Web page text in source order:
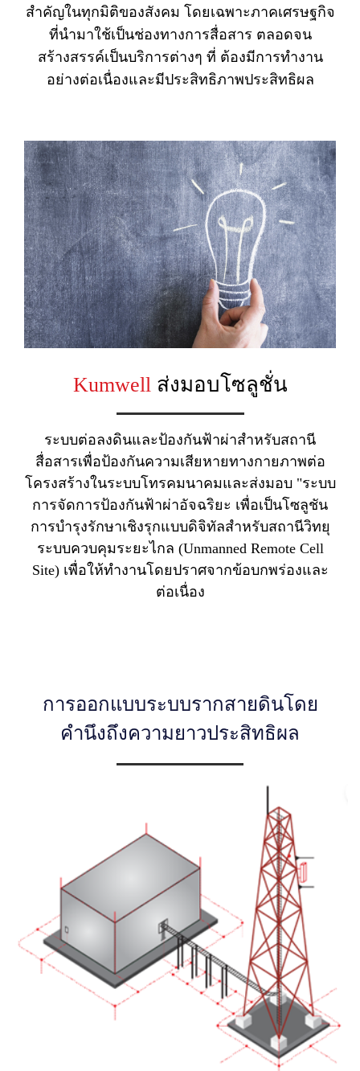
สำคัญในทุกมิติของสังคม โดยเฉพาะภาคเศรษฐกิจ
ที่นำมาใช้เป็นช่องทางการสื่อสาร ตลอดจน
สร้างสรรค์เป็นบริการต่างๆ ที่ ต้องมีการทำงาน
อย่างต่อเนื่องและมีประสิทธิภาพประสิทธิผล
Kumwellส่งมอบโซลูชั่น
ระบบต่อลงดินและป้องกันฟ้าผ่าสำหรับสถานี
สื่อสารเพื่อป้องกันความเสียหายทางกายภาพต่อ
โครงสร้างในระบบโทรคมนาคมและส่งมอบ "ระบบ
การจัดการป้องกันฟ้าผ่าอัจฉริยะ เพื่อเป็นโซลูชัน
การบำรุงรักษาเชิงรุกแบบดิจิทัลสำหรับสถานีวิทยุ
ระบบควบคุมระยะไกล (Unmanned Remote Cell
Site) เพื่อให้ทำงานโดยปราศจากข้อบกพร่องและ
ต่อเนื่อง
การออกแบบระบบรากสายดินโดย
คำนึงถึงความยาวประสิทธิผล